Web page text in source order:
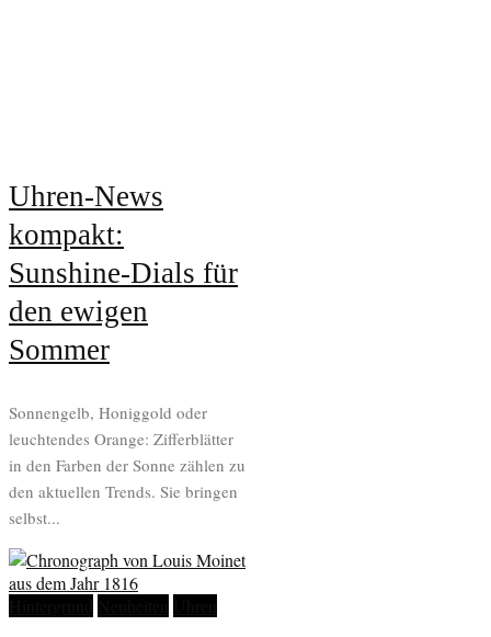
Uhren-News
kompakt:
Sunshine-Dials für
den ewigen
Sommer
Sonnengelb, Honiggold oder
leuchtendes Orange: Zifferblätter
in den Farben der Sonne zählen zu
den aktuellen Trends. Sie bringen
selbst...